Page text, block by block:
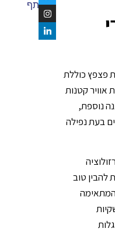
פצפץ כוללת
אוויר קטנות
נוספת,
בעת נפילה
טוב
המתאימה
שתף